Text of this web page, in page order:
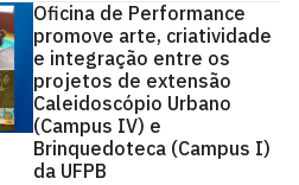
Oficina de Performance
promove arte, criatividade
e integração entre os
projetos de extensão
Caleidoscópio Urbano
(Campus IV) e
Brinquedoteca (Campus I)
da UFPB